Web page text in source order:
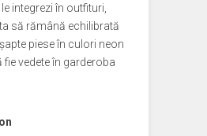
integrezi în outfituri,
să rămână echilibrată
piese în culori neon
fie vedete în garderoba